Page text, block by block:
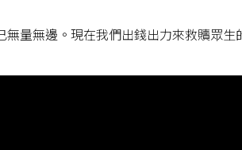
量無邊。現在我們出錢出力來救贖眾生